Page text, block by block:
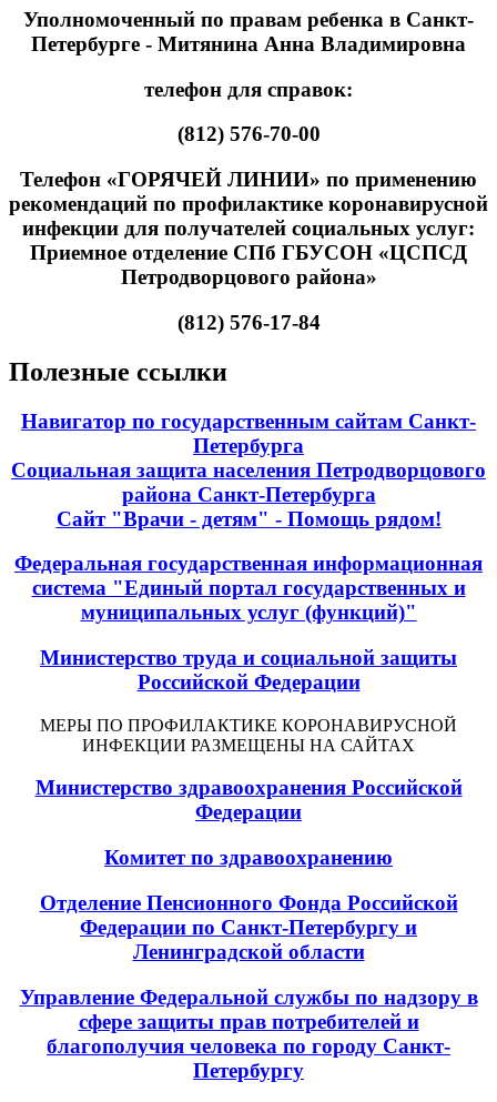
Уполномоченный по правам ребенка в Санкт-
Петербурге - Митянина Анна Владимировна
телефон для справок:
(812) 576-70-00
Телефон «ГОРЯЧЕЙ ЛИНИИ» по применению
рекомендаций по профилактике коронавирусной
инфекции для получателей социальных услуг:
Приемное отделение СПб ГБУСОН «ЦСПСД
Петродворцового района»
(812) 576-17-84
Полезные ссылки
Навигатор по государственным сайтам Санкт-
Петербурга
Социальная защита населения Петродворцового
района Санкт-Петербурга
Сайт "Врачи - детям" - Помощь рядом!
Федеральная государственная информационная
система "Единый портал государственных и
муниципальных услуг (функций)"
Министерство труда и социальной защиты
Российской Федерации
МЕРЫ ПО ПРОФИЛАКТИКЕ КОРОНАВИРУСНОЙ
ИНФЕКЦИИ РАЗМЕЩЕНЫ НА САЙТАХ
Министерство здравоохранения Российской
Федерации
Комитет по здравоохранению
Отделение Пенсионного Фонда Российской
Федерации по Санкт-Петербургу и
Ленинградской области
Управление Федеральной службы по надзору в
сфере защиты прав потребителей и
благополучия человека по городу Санкт-
Петербургу